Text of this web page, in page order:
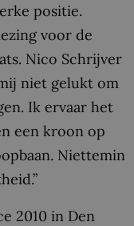
positie.
voor de
Nico Schrijver
niet gelukt om
Ik ervaar het
een kroon op
Niettemin
2010 in Den